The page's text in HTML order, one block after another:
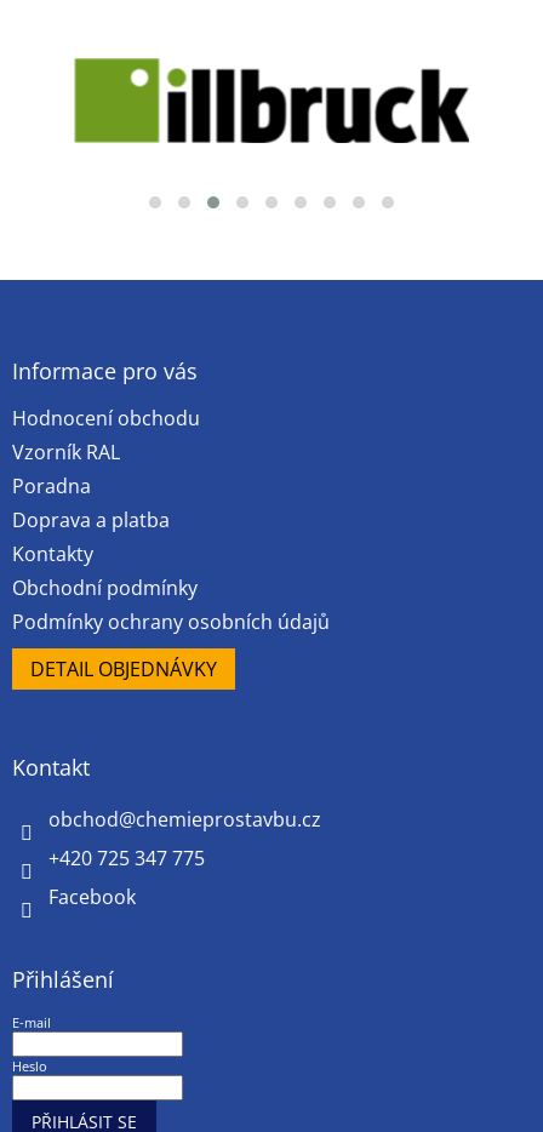
Informace pro vás
Hodnocení obchodu
Vzorník RAL
Poradna
Doprava a platba
Kontakty
Obchodní podmínky
Podmínky ochrany osobních údajů
DETAIL OBJEDNÁVKY
Kontakt
obchod@chemieprostavbu.cz
+420 725 347 775
Facebook
Přihlášení
E-mail
Heslo
PŘIHLÁSIT SE